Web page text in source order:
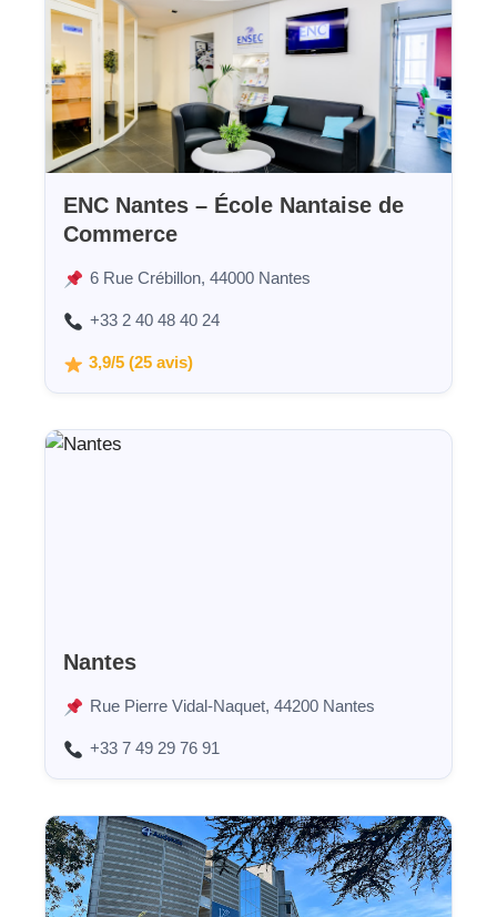
ENC Nantes – École Nantaise de
Commerce
6 Rue Crébillon, 44000 Nantes
+33 2 40 48 40 24
3,9/5 (25 avis)
Nantes
Rue Pierre Vidal-Naquet, 44200 Nantes
+33 7 49 29 76 91